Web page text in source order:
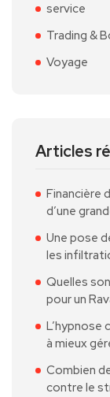
service
Trading &
Voyage
Articles
Financière
d’une
Une pose
les
Quelles
pour un
L’hypnose
à mieux
Combien
contre le